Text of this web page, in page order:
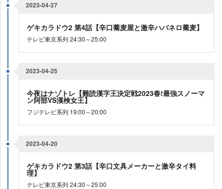
2023-04-27
ゲキカラドウ2 第4話【辛口蕎麦屋と激辛ハバネロ蕎麦】
テレビ東京系列 24:30～25:00
2023-04-25
今夜はナゾトレ【難読漢字王決定戦2023春!最強スノーマ
ン阿部VS漢検女王】
フジテレビ系列 19:00～20:00
2023-04-20
ゲキカラドウ2 第3話【辛口文具メーカーと激辛タイ料
理】
テレビ東京系列 24:30～25:00